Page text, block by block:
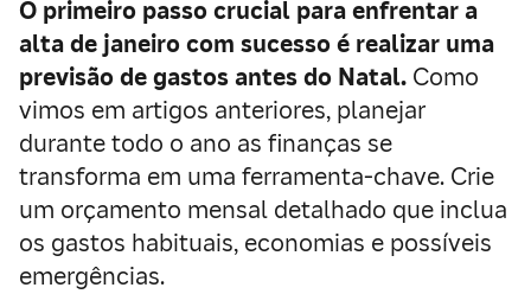
O primeiro passo crucial para enfrentar a
alta de janeiro com sucesso é realizar uma
previsão de gastos antes do Natal. Como
vimos em artigos anteriores, planejar
durante todo o ano as finanças se
transforma em uma ferramenta-chave. Crie
um orçamento mensal detalhado que inclua
os gastos habituais, economias e possíveis
emergências.